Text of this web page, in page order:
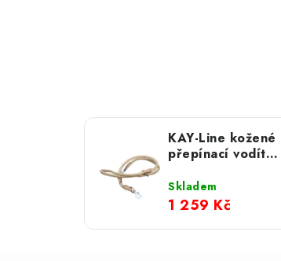
KAY-Line kožené
přepínací vodítko
Skladem
1 259 Kč